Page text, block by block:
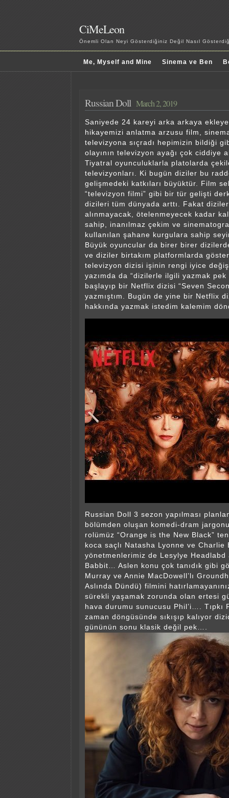
CiMeLeon
Önemli Olan Neyi Gösterdiğiniz Değil Nasıl
Me, Myself and Mine Sinema ve Ben
Russian Doll March 2, 2019
Saniyede 24 kareyi arka arkaya
hikayemizi anlatma arzusu film,
televizyona sıçradı hepimizin bildiği
olayının televizyon ayağı çok ciddiye
Tiyatral oyunculuklarla platolarda
televizyonları. Ki bugün diziler bu
gelişmedeki katkıları büyüktür. Film
“televizyon filmi” gibi bir tür gelişti
dizileri tüm dünyada arttı. Fakat
alınmayacak, ötelenmeyecek kadar
sahip, inanılmaz çekim ve
kullanılan şahane kurgulara sahip
Büyük oyuncular da birer birer
ve diziler birtakım platformlarda
televizyon dizisi işinin rengi iyice
yazımda da “dizilerle ilgili yazmak
başlayıp bir Netflix dizisi “Seven
yazmıştım. Bugün de yine bir Netflix
hakkında yazmak istedim kalemim
Russian Doll 3 sezon yapılması
bölümden oluşan komedi-dram
rolümüz “Orange is the New Black”
koca saçlı Natasha Lyonne ve Charlie
yönetmenlerimiz de Lesylye Headlabd
Babbit… Aslen konu çok tanıdık gibi
Murray ve Annie MacDowell’lı
Aslında Dündü) filmini
sürekli yaşamak zorunda olan ertesi
hava durumu sunucusu Phil’i…. Tıpkı
zaman döngüsünde sıkışıp kalıyor
gününün sonu klasik değil pek….